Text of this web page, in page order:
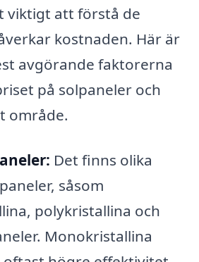
viktigt att förstå de
kostnaden. Här är
avgörande faktorerna
på solpaneler och
område.
Det finns olika
såsom
polykristallina och
Monokristallina